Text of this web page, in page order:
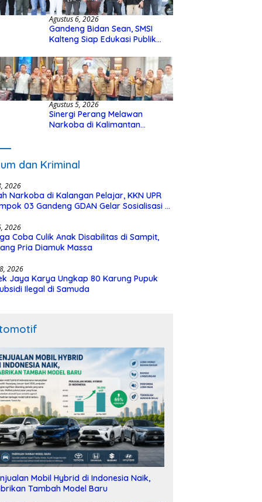
Agustus 6, 2026
Gandeng Bidan Sean, SMSI
Kalteng Siap Edukasi Publik
Agustus 5, 2026
Sinergi Perang Melawan
Narkoba di Kalimantan
dan Kriminal
2026
Narkoba di Kalangan Pelajar, KKN UPR
03 Gandeng GDAN Gelar Sosialisasi di
2026
Coba Culik Anak Disabilitas di Sampit,
Pria Diamuk Massa
2026
Jaya Karya Ungkap 80 Karung Pupuk
Ilegal di Samuda
Mobil Hybrid di Indonesia Naik,
Tambah Model Baru